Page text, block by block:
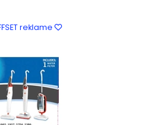
reklame